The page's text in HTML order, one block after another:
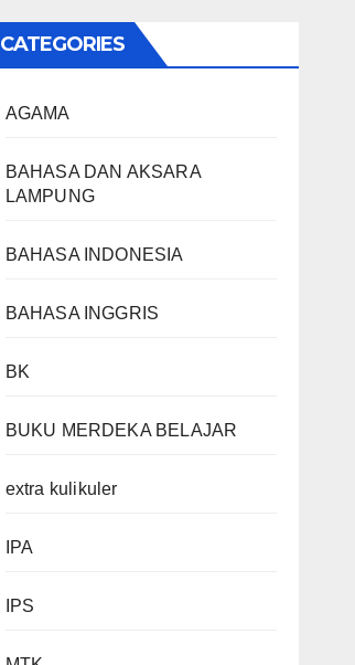
CATEGORIES
AGAMA
BAHASA DAN AKSARA
LAMPUNG
BAHASA INDONESIA
BAHASA INGGRIS
BK
BUKU MERDEKA BELAJAR
extra kulikuler
IPA
IPS